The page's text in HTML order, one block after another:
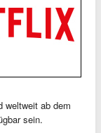
weltweit ab dem
sein.